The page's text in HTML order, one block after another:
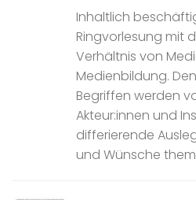
Inhaltlich
Ringvorlesung mit
Verhältnis von
Medienbildung.
Begriffen werden
Akteur:innen und
differierende
und Wünsche